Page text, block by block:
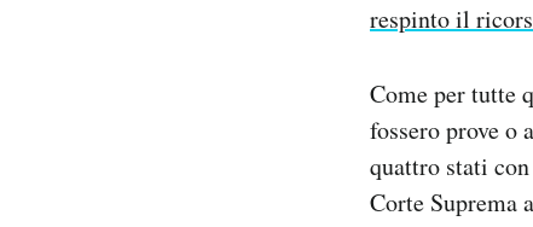
respinto il
Come per tutte
fossero prove o
quattro stati
Corte Suprema